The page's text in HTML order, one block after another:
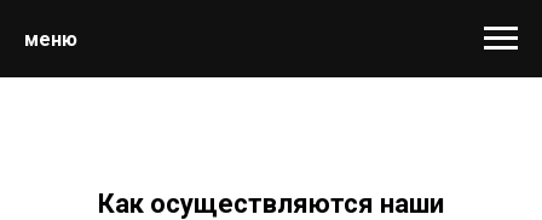
меню
Как осуществляются наши